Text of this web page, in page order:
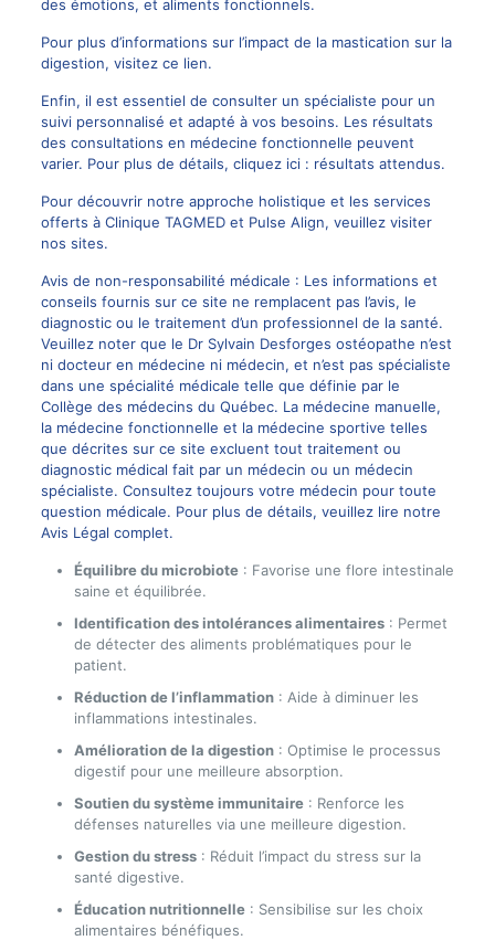
des émotions, et aliments fonctionnels.
Pour plus d’informations sur l’impact de la mastication sur la
digestion, visitez ce lien.
Enfin, il est essentiel de consulter un spécialiste pour un
suivi personnalisé et adapté à vos besoins. Les résultats
des consultations en médecine fonctionnelle peuvent
varier. Pour plus de détails, cliquez ici : résultats attendus.
Pour découvrir notre approche holistique et les services
offerts à Clinique TAGMEDet Pulse Align, veuillez visiter
nos sites.
Avis de non-responsabilité médicale : Les informations et
conseils fournis sur ce site ne remplacent pas l’avis, le
diagnostic ou le traitement d’un professionnel de la santé.
Veuillez noter que le Dr Sylvain Desforges ostéopathe n’est
ni docteur en médecine ni médecin, et n’est pas spécialiste
dans une spécialité médicale telle que définie par le
Collège des médecins du Québec. La médecine manuelle,
la médecine fonctionnelle et la médecine sportive telles
que décrites sur ce site excluent tout traitement ou
diagnostic médical fait par un médecin ou un médecin
spécialiste. Consultez toujours votre médecin pour toute
question médicale. Pour plus de détails, veuillez lire notre
Avis Légal complet.
Équilibre du microbiote: Favorise une flore intestinale
saine et équilibrée.
Identification des intolérances alimentaires: Permet
de détecter des aliments problématiques pour le
patient.
Réduction de l’inflammation: Aide à diminuer les
inflammations intestinales.
Amélioration de la digestion: Optimise le processus
digestif pour une meilleure absorption.
Soutien du système immunitaire: Renforce les
défenses naturelles via une meilleure digestion.
Gestion du stress: Réduit l’impact du stress sur la
santé digestive.
Éducation nutritionnelle: Sensibilise sur les choix
alimentaires bénéfiques.